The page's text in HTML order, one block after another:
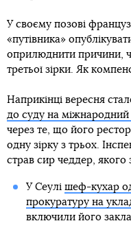
У своєму позові
«путівника»
оприлюднити причини,
третьої зірки. Як
Наприкінці вересня
до суду на міжнародний
через те, що його
одну зірку з трьох.
страв сир чеддер, якого
У Сеулі шеф-кухар
прокуратуру на
включили його